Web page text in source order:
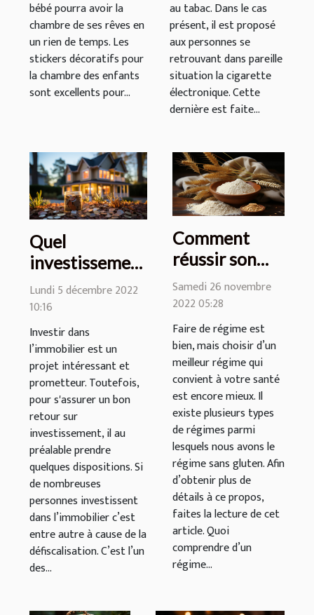
bébé pourra avoir la
chambre de ses rêves en
un rien de temps. Les
stickers décoratifs pour
la chambre des enfants
sont excellents pour...
au tabac. Dans le cas
présent, il est proposé
aux personnes se
retrouvant dans pareille
situation la cigarette
électronique. Cette
dernière est faite...
Quel
investissement
immobilier
pour
défiscaliser ?
Lundi 5 décembre 2022
10:16
Investir dans
l’immobilier est un
projet intéressant et
prometteur. Toutefois,
pour s'assurer un bon
retour sur
investissement, il au
préalable prendre
quelques dispositions. Si
de nombreuses
personnes investissent
dans l’immobilier c’est
entre autre à cause de la
défiscalisation. C’est l’un
des...
Comment
réussir son
régime sans
gluten ?
Samedi 26 novembre
2022 05:28
Faire de régime est
bien, mais choisir d’un
meilleur régime qui
convient à votre santé
est encore mieux. Il
existe plusieurs types
de régimes parmi
lesquels nous avons le
régime sans gluten. Afin
d’obtenir plus de
détails à ce propos,
faites la lecture de cet
article. Quoi
comprendre d’un
régime...